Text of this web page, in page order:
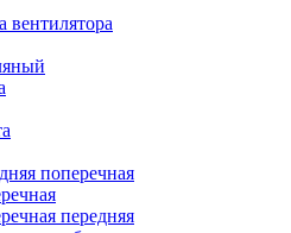
вентилятора
поперечная
передняя